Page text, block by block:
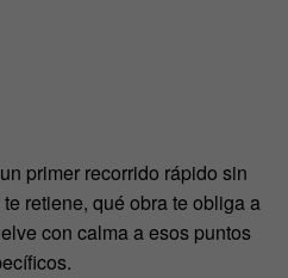
primer recorrido rápido sin
retiene, qué obra te obliga a
con calma a esos puntos